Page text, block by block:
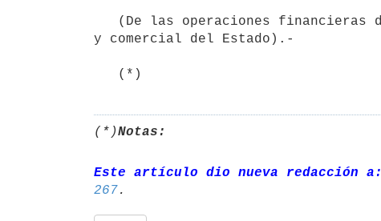
y comercial del Estado).-
(*)Notas:
Este artículo dio nueva redacción a:
267